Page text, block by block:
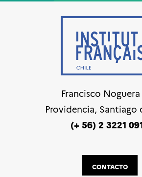
Francisco Noguera
Providencia, Santiago
(+ 56) 2 3221
CONTACTO